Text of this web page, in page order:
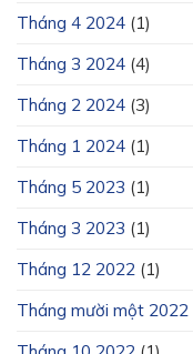
Tháng 4 2024 (1)
Tháng 3 2024 (4)
Tháng 2 2024 (3)
Tháng 1 2024 (1)
Tháng 5 2023 (1)
Tháng 3 2023 (1)
Tháng 12 2022 (1)
Tháng mười một 2022